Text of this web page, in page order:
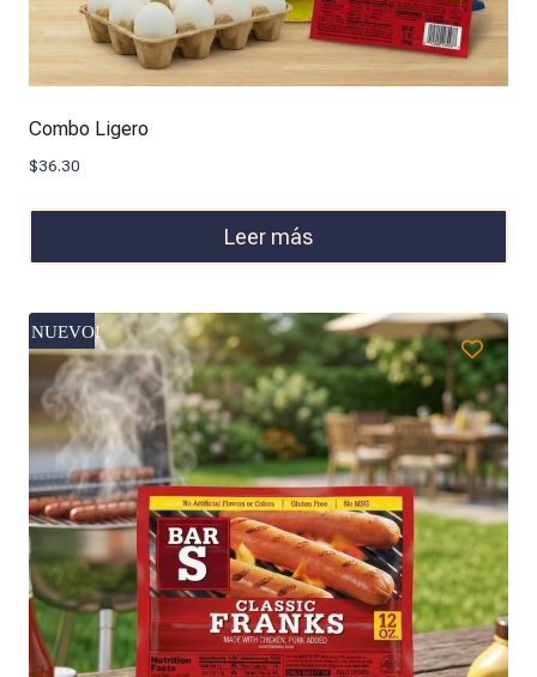
Combo Ligero
$36.30
Leer más
NUEVO!